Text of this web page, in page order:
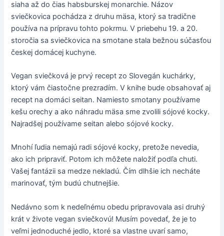
siaha až do čias habsburskej monarchie. Názov
sviečkovica pochádza z druhu mäsa, ktorý sa tradične
používa na prípravu tohto pokrmu. V priebehu 19. a 20.
storočia sa sviečkovica na smotane stala bežnou súčasťou
českej domácej kuchyne.
Vegan sviečková je prvý recept zo Slovegán kuchárky,
ktorý vám čiastočne prezradím. V knihe bude obsahovať aj
recept na domáci seitan. Namiesto smotany používame
kešu orechy a ako náhradu mäsa sme zvolili sójové kocky.
Najradšej používame seitan alebo sójové kocky.
Mnohí ľudia nemajú radi sójové kocky, pretože nevedia,
ako ich pripraviť. Potom ich môžete naložiť podľa chuti.
Vašej fantázii sa medze nekladú. Čím dlhšie ich necháte
marinovať, tým budú chutnejšie.
Nedávno som k nedeľnému obedu pripravovala asi druhý
krát v živote vegan sviečkovú! Musím povedať, že je to
veľmi jednoduché jedlo, ktoré sa vlastne uvarí samo,